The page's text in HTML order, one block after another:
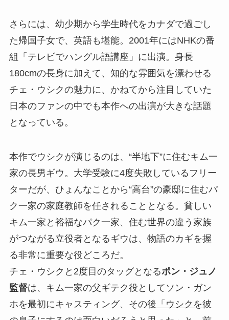
さらには、幼少期から学生時代をカナダで過ごし
た帰国子女で、英語も堪能。2001年にはNHKの番
組「テレビでハングル語講座」に出演。身長
180cmの長身に加えて、知的な雰囲気を漂わせる
チェ・ウシクの魅力に、かねてから注目していた
日本のファンの中でも本作への出演が大きな話題
となっている。
本作でウシクが演じるのは、“半地下”に住むキム一
家の長男ギウ。大学受験に4度失敗しているフリー
ターだが、ひょんなことから“高台”の豪邸に住むパ
ク一家の家庭教師を任されることとなる。貧しい
キム一家と裕福なパク一家、住む世界の違う家族
がつながる立役者となるギウは、物語のカギを握
る非常に重要な役どころだ。
チェ・ウシクと2度目のタッグとなるポン・ジュノ
監督は、キム一家の父ギテク役としてソン・ガン
ホを最初にキャスティング、その後 「ウシクを彼